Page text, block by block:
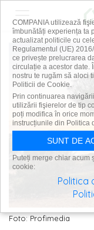
Foto: Profimedia
COMPANIA utilizează
îmbunătăți experiența ta
actualizat politicile cu
Regulamentul (UE)
ce privește prelucrarea
circulație a acestor date.
nostru te rugăm să aloci
Politicii de Cookie.
Prin continuarea
utilizării fişierelor de tip
poți modifica în orice
instrucțiunile din Politica
SUNT DE
Puteți merge chiar
cookie:
Politica